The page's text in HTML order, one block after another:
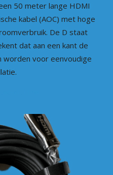
50 meter lange HDMI
kabel (AOC) met hoge
De D staat
dat aan een kant de
worden voor eenvoudige